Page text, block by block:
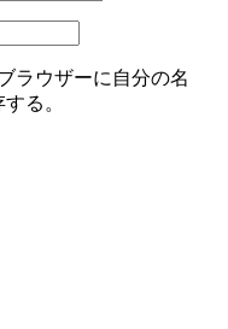
ラウザーに自分の名
る。